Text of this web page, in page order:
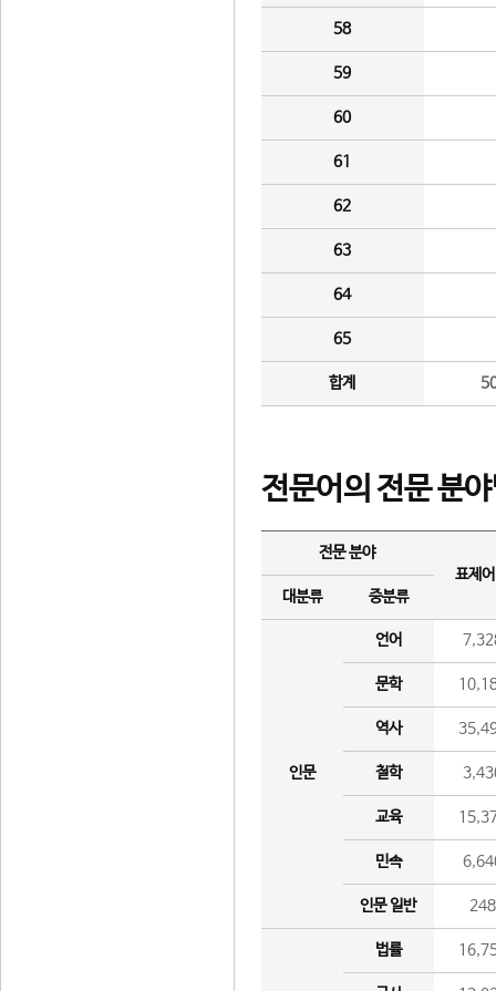
58
59
60
61
62
63
64
65
합계
전문어의 전문 분
전문 분야
표제
대분류
중분류
인문
언어
문학
역사
철학
교육
민속
인문 일반 248
법률